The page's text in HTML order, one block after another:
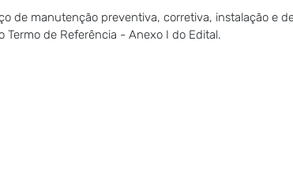
de manutenção preventiva, corretiva, instalação e
de Referência - Anexo I do Edital.